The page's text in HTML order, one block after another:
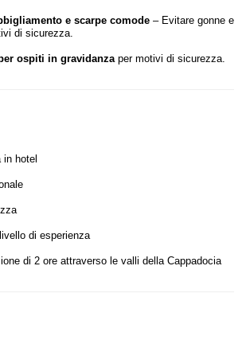
e scarpe comode – Evitare gonne e
di sicurezza.
ospiti in gravidanzaper motivi di sicurezza.
in hotel
di esperienza
di 2 ore attraverso le valli della Cappadocia